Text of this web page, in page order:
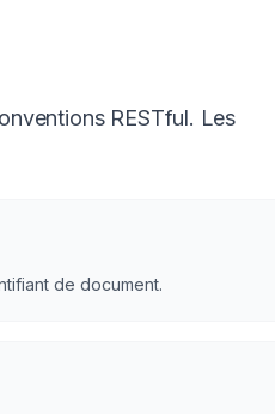
RESTful. Les
de document.